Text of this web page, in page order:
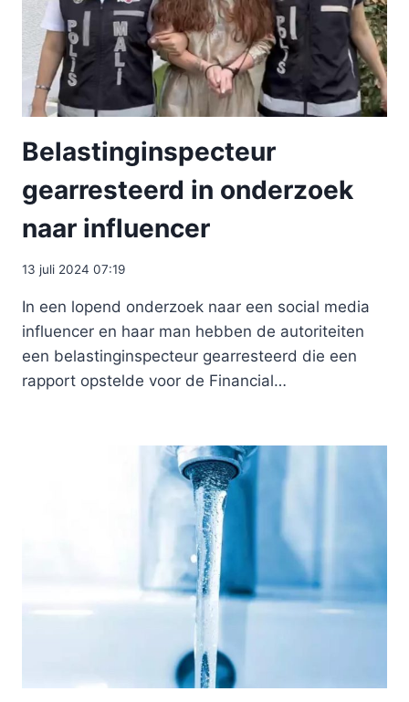
Belastinginspecteur
gearresteerd in onderzoek
naar influencer
13 juli 2024 07:19
In een lopend onderzoek naar een social media
influencer en haar man hebben de autoriteiten
een belastinginspecteur gearresteerd die een
rapport opstelde voor de Financial…